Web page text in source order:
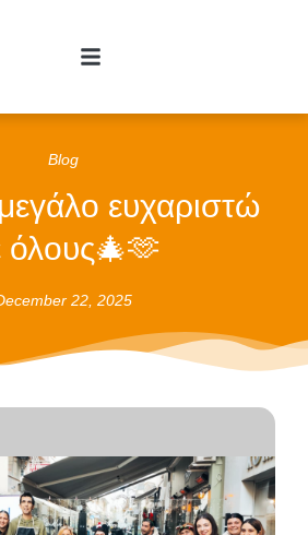
Blog
ευχαριστώ
όλους🎄🫶
22, 2025